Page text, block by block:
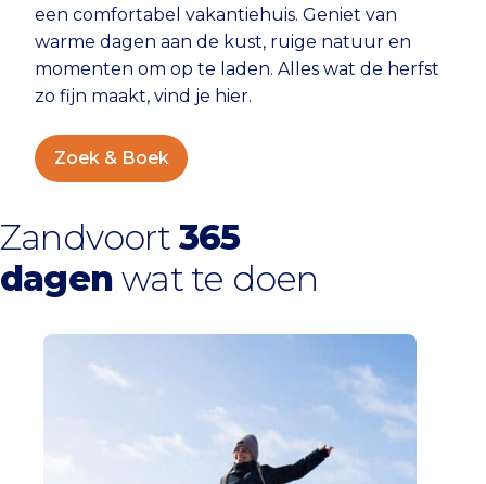
een comfortabel vakantiehuis. Geniet van
warme dagen aan de kust, ruige natuur en
momenten om op te laden. Alles wat de herfst
zo fijn maakt, vind je hier.
Zoek & Boek
Zandvoort365
dagenwat te doen